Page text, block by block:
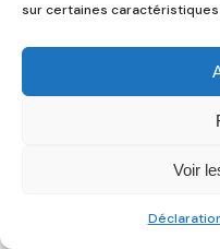
sur certaines
Voir